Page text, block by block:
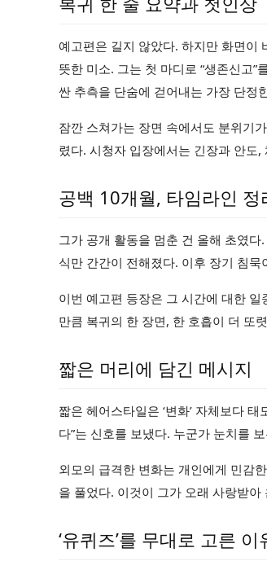
예고편은 길지 않았다. 하지만 화면이
뜻한 미소. 그는 첫 마디로 “생존신고
싼 추측을 단숨에 걷어내는 가장 단정
잠깐 스쳐가는 장면 속에서도 분위기
렸다. 시청자 입장에서는 긴장과 안도
공백 10개월, 타임라인 정
그가 공개 활동을 멈춘 건 올해 초였
식만 간간이 전해졌다. 이후 장기 침
이번 예고편 등장은 그 시간에 대한
만큼 복귀의 한 장면, 한 호흡이 더 또
짧은 머리에 담긴 메시지
짧은 헤어스타일은 ‘변화’ 자체보다
다”는 신호를 보냈다. 누군가 눈치를
외모의 급격한 변화는 개인에게 민감
을 풀었다. 이것이 그가 오래 사랑받아
‘유퀴즈’를 무대로 고른 이